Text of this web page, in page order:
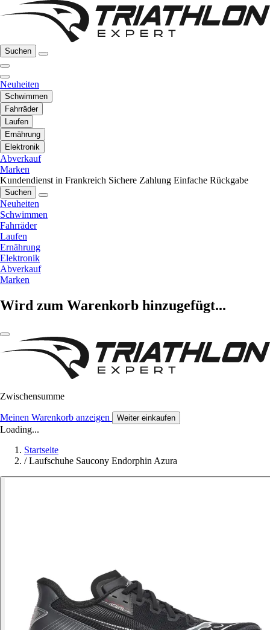
Suchen
Neuheiten
Schwimmen
Fahrräder
Laufen
Ernährung
Elektronik
Abverkauf
Marken
Kundendienst in Frankreich Sichere Zahlung Einfache Rückgabe
Suchen
Neuheiten
Schwimmen
Fahrräder
Laufen
Ernährung
Elektronik
Abverkauf
Marken
Wird zum Warenkorb hinzugefügt...
Zwischensumme
Meinen Warenkorb anzeigen Weiter einkaufen
Loading...
Startseite
/ Laufschuhe Saucony Endorphin Azura